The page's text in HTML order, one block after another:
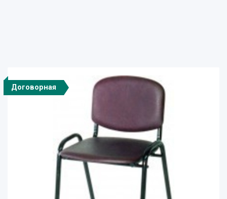
Договорная